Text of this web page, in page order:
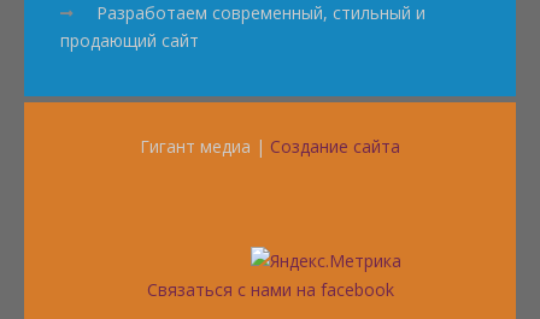
Разработаем современный, стильный и
продающий сайт
Гигант медиа | Создание сайта
Связаться с нами на facebook